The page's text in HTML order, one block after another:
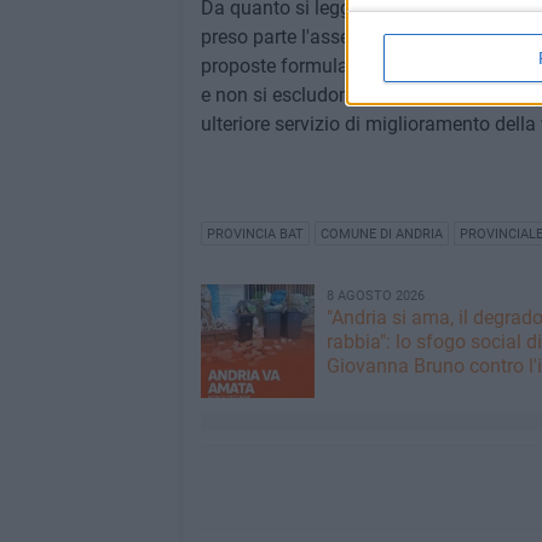
Da quanto si legge negli atti
preso parte l'assessore alla visione
proposte formulate dal sindaco di
e non si escludono interventi
ulteriore servizio di miglioramento
PROVINCIA BAT COMUNE DI ANDRIA
8 AGOSTO 2026
"Andria si ama, il
rabbia": lo sfogo social di
Giovanna Bruno contro